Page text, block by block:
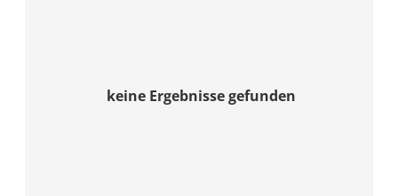
keine Ergebnisse gefunden